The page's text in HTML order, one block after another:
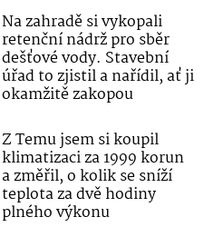
Na zahradě si vykopali
retenční nádrž pro sběr
dešťové vody. Stavební
úřad to zjistil a nařídil, ať ji
okamžitě zakopou
Z Temu jsem si koupil
klimatizaci za 1999 korun
a změřil, o kolik se sníží
teplota za dvě hodiny
plného výkonu